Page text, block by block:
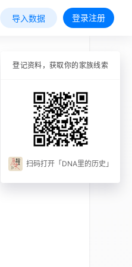
导入数据 登录注册
登记资料，获取你的家族线索
扫码打开「DNA里的历史」